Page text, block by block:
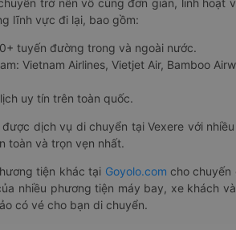
trở nên vô cùng đơn giản, linh hoạt
lĩnh vực đi lại, bao gồm:
tuyến đường trong và ngoài nước.
Vietnam Airlines, Vietjet Air, Bamboo
uy tín trên toàn quốc.
dịch vụ di chuyển tại Vexere với
toàn và trọn vẹn nhất.
tiện khác tại Goyolo.com cho
nhiều phương tiện máy bay, xe khách
có vé cho bạn di chuyển.